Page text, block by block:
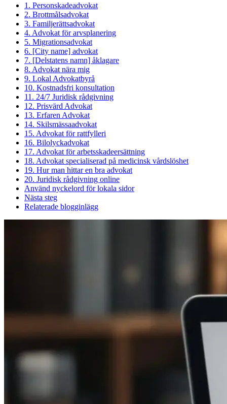
1. Personskadeadvokat
2. Brottmålsadvokat
3. Familjerättsadvokat
4. Advokat för arvsplanering
5. Migrationsadvokat
6. [City name] advokat
7. [Delstatens namn] åklagare
8. Advokat nära mig
9. Lokal Advokatbyrå
10. Kostnadsfri konsultation
11. 24/7 Juridisk rådgivning
12. Prisvärd Advokat
13. Erfaren Advokat
14. Skilsmässaadvokat
15. Advokat för rattfylleri
16. Bilolyckadvokat
17. Advokat för arbetsskadeersättning
18. Advokat specialiserad på medicinsk vårdslöshet
19. Hur man hittar en bra advokat
20. Juridisk rådgivning online
Använd nyckelord för lokala sidor
Nästa steg
Relaterade blogginlägg